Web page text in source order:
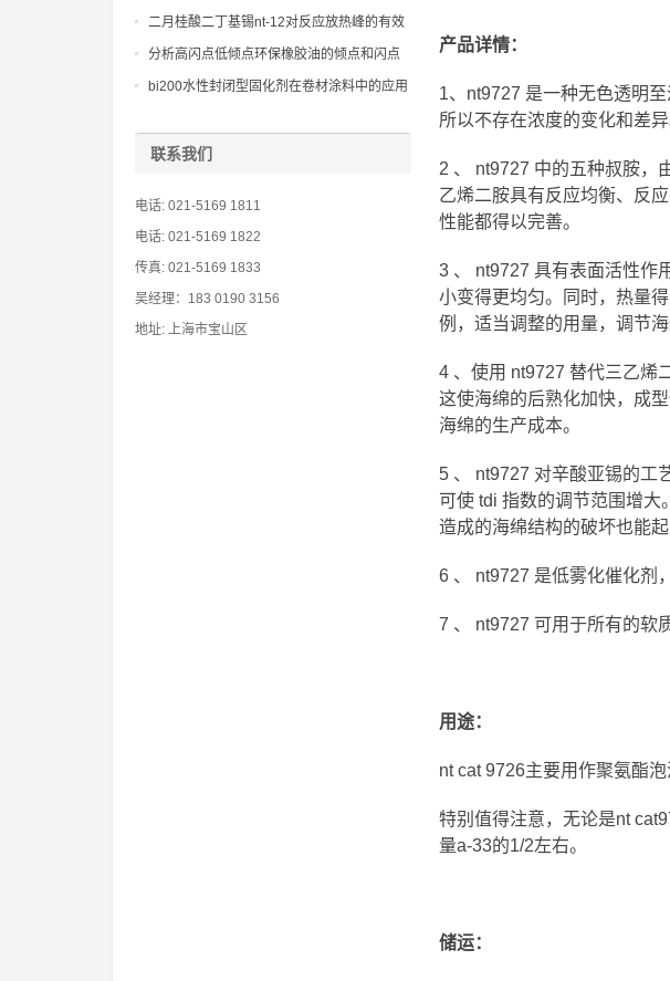
产品详情：
1、nt9727 是一种无色透明
所以不存在浓度的变化和差
2 、 nt9727 中的五种叔胺，
乙烯二胺具有反应均衡、反
性能都得以完善。
3 、 nt9727 具有表面活性作
小变得更均匀。同时，热量
例，适当调整的用量，调节
4 、使用 nt9727 替代三乙烯
这使海绵的后熟化加快，成
海绵的生产成本。
5 、 nt9727 对辛酸亚锡的工
可使 tdi 指数的调节范围增
造成的海绵结构的破坏也能起
6 、 nt9727 是低雾化催化剂
7 、 nt9727 可用于所有的软
用途：
nt cat 9726主要用作聚氨酯
特别值得注意，无论是nt
量a-33的1/2左右。
储运：
二月桂酸二丁基锡nt-12对反应放热峰的有效
控制和管理
分析高闪点低倾点环保橡胶油的倾点和闪点
测试方法
bi200水性封闭型固化剂在卷材涂料中的应用
联系我们
电话: 021-5169 1811
电话: 021-5169 1822
传真: 021-5169 1833
吴经理：183 0190 3156
地址: 上海市宝山区